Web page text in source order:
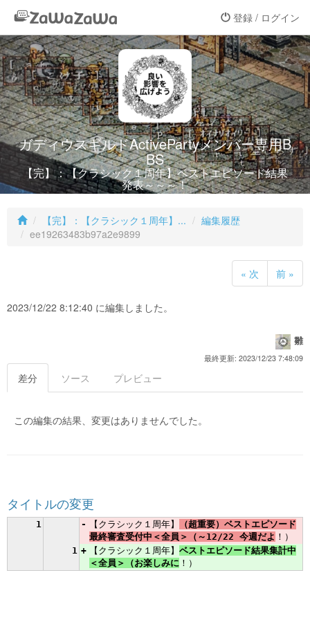
登録 / ログイン
ガディウスギルドActivePartyメンバー専用B
BS
【完】：【クラシック１周年】ベストエピソード結果
発表～～～！
【完】：【クラシック１周年】...
編集履歴
ee19263483b97a2e9899
« 次 前 »
2023/12/22 8:12:40 に編集しました。
雛
最終更新: 2023/12/23 7:48:09
差分 ソース プレビュー
この編集の結果、変更はありませんでした。
タイトルの変更
1 - 【クラシック１周年】
（超重要）ベストエピソード
最終審査受付中＜全員＞（～12/22 今週だよ ！）
1 + 【クラシック１周年】 ベストエピソード結果集計中
＜全員＞（お楽しみに ！）